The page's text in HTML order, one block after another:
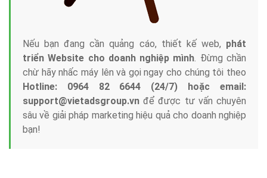
Nếu bạn đang cần quảng cáo, thiết kế web, phát
triển Website cho doanh nghiệp mình. Đừng chần
chừ hãy nhấc máy lên và gọi ngay cho chúng tôi theo
Hotline: 0964 82 6644 (24/7) hoặc email:
support@vietadsgroup.vn để được tư vấn chuyên
sâu về giải pháp marketing hiệu quả cho doanh nghiệp
bạn!